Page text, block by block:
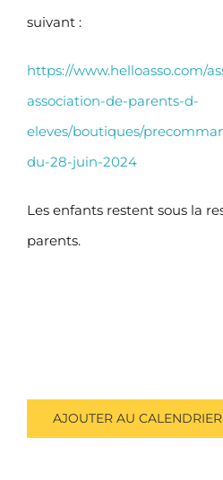
suivant :
https://www.helloasso.com/
association-de-parents-d-
eleves/boutiques/
du-28-juin-2024
Les enfants restent sous la
parents.
AJOUTER AU CALENDRIER